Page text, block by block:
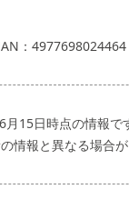
：4977698024464
月15日時点の情報で
情報と異なる場合が